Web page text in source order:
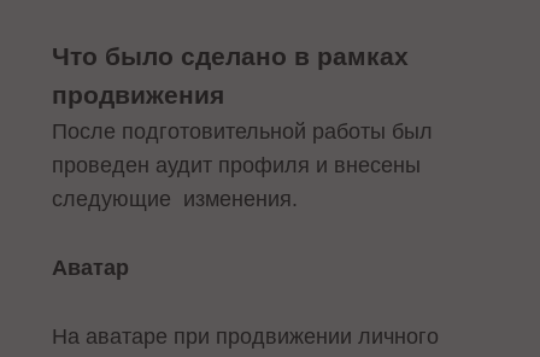
Что было сделано в рамках
продвижения
После подготовительной работы был
проведен аудит профиля и внесены
следующие изменения.
Аватар
На аватаре при продвижении личного